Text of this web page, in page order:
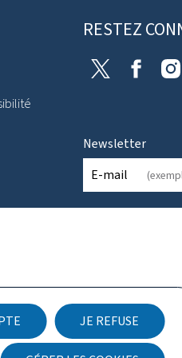
JE REFUSE
RESTEZ
Newsletter
E-mail